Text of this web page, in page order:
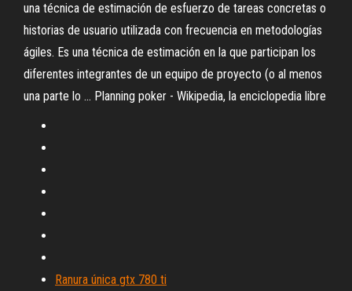
una técnica de estimación de esfuerzo de tareas concretas o
historias de usuario utilizada con frecuencia en metodologías
ágiles. Es una técnica de estimación en la que participan los
diferentes integrantes de un equipo de proyecto (o al menos
una parte lo ... Planning poker - Wikipedia, la enciclopedia libre
Ranura única gtx 780 ti